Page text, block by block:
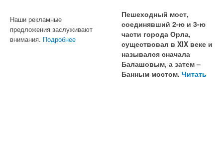
Наши рекламные
предложения заслуживают
внимания. Подробнее
Пешеходный мост,
соединявший 2-ю и 3-ю
части города Орла,
существовал в XIX веке и
назывался сначала
Балашовым, а затем –
Банным мостом. Читать